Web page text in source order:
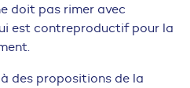
doit pas rimer avec
est contreproductif pour la
des propositions de la